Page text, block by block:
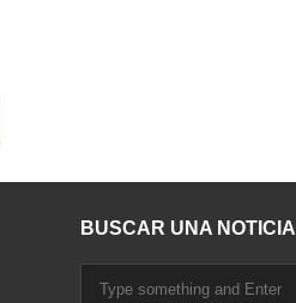
BUSCAR UNA NOTICIA